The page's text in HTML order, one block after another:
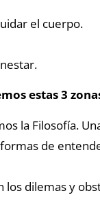
el cuerpo.
estas 3
la Filosofía.
de
dilemas y